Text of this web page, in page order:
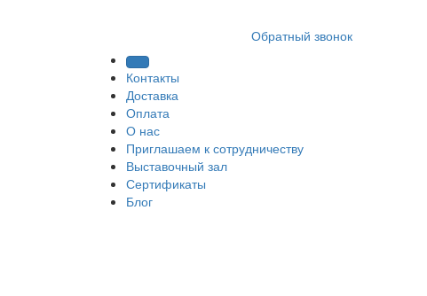
Обратный звонок
Контакты
Доставка
Оплата
О нас
Приглашаем к сотрудничеству
Выставочный зал
Сертификаты
Блог